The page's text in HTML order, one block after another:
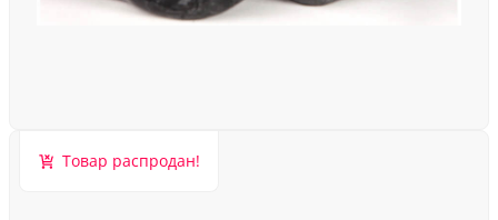
Товар распродан!